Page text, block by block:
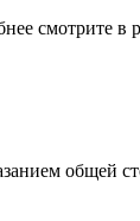
смотрите в
общей